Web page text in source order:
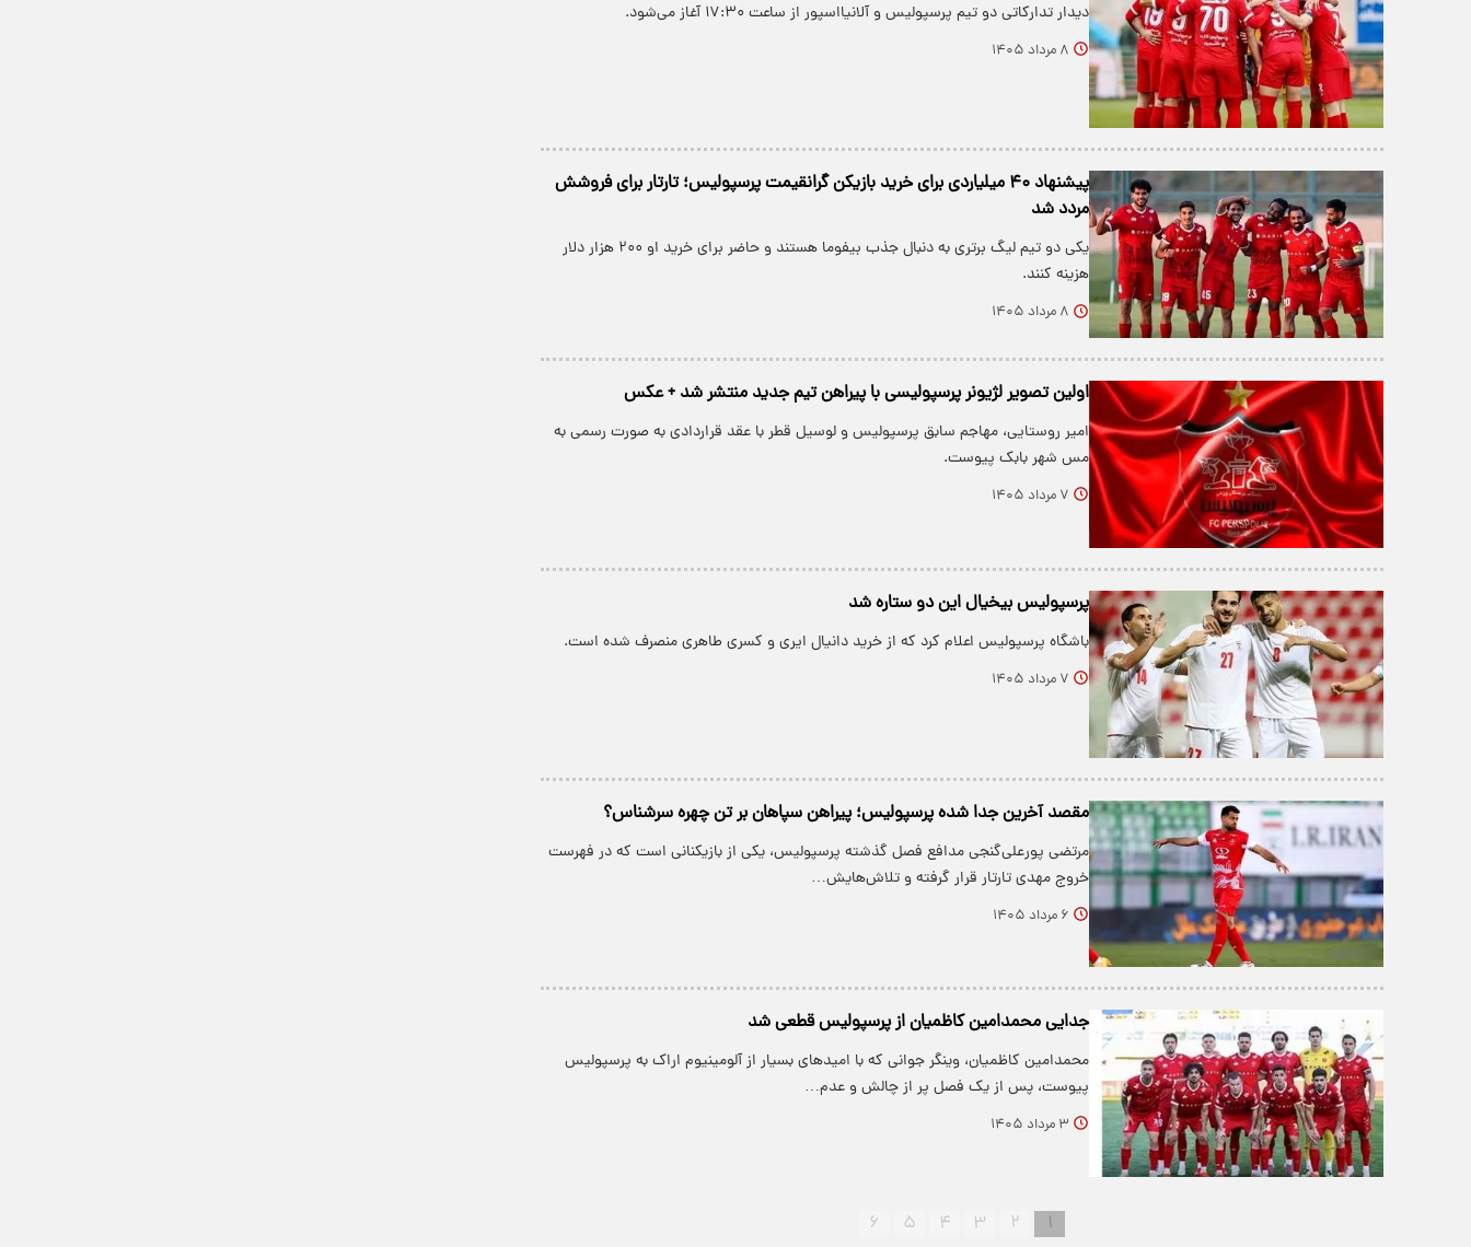
دیدار تدارکاتی دو تیم پرسپولیس و آلانیااسپور از ساعت ۱۷:۳۰ آغاز می‌شود.
۸ مرداد ۱۴۰۵
پیشنهاد ۴۰ میلیاردی برای خرید بازیکن گرانقیمت پرسپولیس؛ تارتار برای فروشش
مردد شد
یکی دو تیم لیگ برتری به دنبال جذب بیفوما هستند و حاضر برای خرید او ۲۰۰ هزار دلار
هزینه کنند.
۸ مرداد ۱۴۰۵
اولین تصویر لژیونر پرسپولیسی با پیراهن تیم جدید منتشر شد + عکس
امیر روستایی، مهاجم سابق پرسپولیس و لوسیل قطر با عقد قراردادی به صورت رسمی به
مس شهر بابک پیوست.
۷ مرداد ۱۴۰۵
پرسپولیس بیخیال این دو ستاره شد
باشگاه پرسپولیس اعلام کرد که از خرید دانیال ایری و کسری طاهری منصرف شده است.
۷ مرداد ۱۴۰۵
مقصد آخرین جدا شده پرسپولیس؛ پیراهن سپاهان بر تن چهره سرشناس؟
مرتضی پورعلی‌گنجی مدافع فصل گذشته پرسپولیس، یکی از بازیکنانی است که در فهرست
خروج مهدی تارتار قرار گرفته و تلاش‌هایش…
۶ مرداد ۱۴۰۵
جدایی محمدامین کاظمیان از پرسپولیس قطعی شد
محمدامین کاظمیان، وینگر جوانی که با امیدهای بسیار از آلومینیوم اراک به پرسپولیس
پیوست، پس از یک فصل پر از چالش و عدم…
۳ مرداد ۱۴۰۵
۱ ۲ ۳ ۴ ۵ ۶